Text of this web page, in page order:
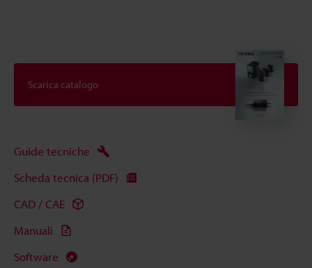
Scarica catalogo
Guide tecniche
Scheda tecnica (PDF)
CAD / CAE
Manuali
Software